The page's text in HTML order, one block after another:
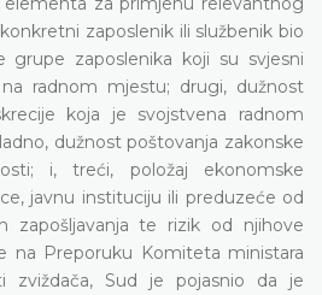
zaposlenik ili službenik bio
grupe zaposlenika koji su svjesni
radnom mjestu; drugi, dužnost
koja je svojstvena radnom
dužnost poštovanja zakonske
i, treći, položaj ekonomske
javnu instituciju ili preduzeće od
zapošljavanja te rizik od njihove
na Preporuku Komiteta ministara
zviždača, Sud je pojasnio da je